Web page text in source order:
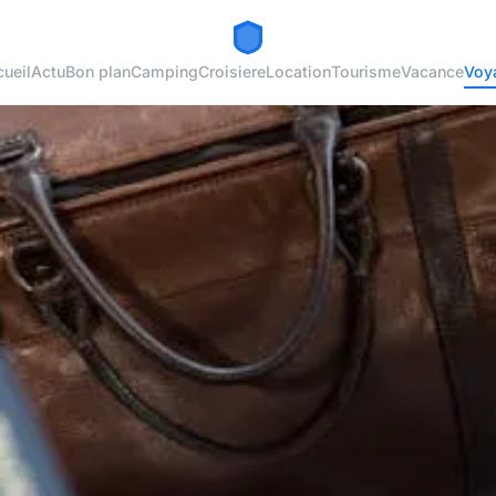
ActuBon planCampingCroisiereLocationTourismeVacance